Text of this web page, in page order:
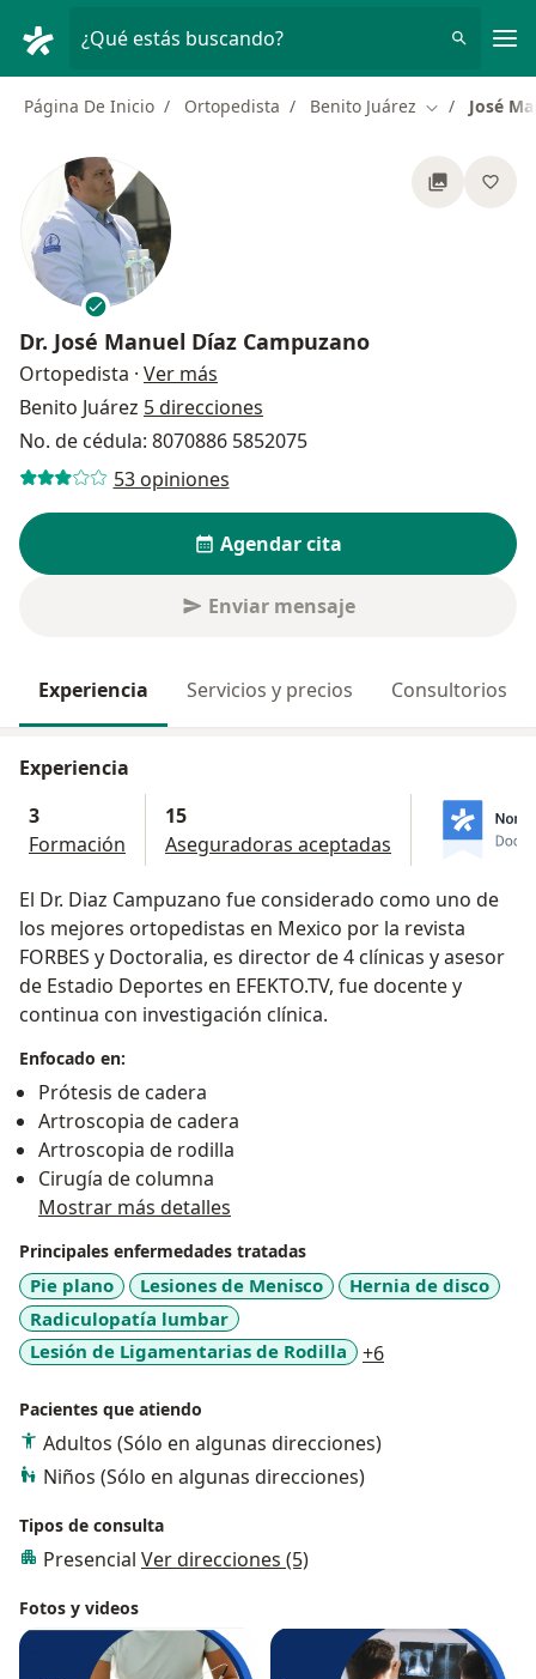
¿Qué estás buscando?
Página De Inicio Ortopedista Benito Juárez Cambiar de
José
Dr. José Manuel Díaz Campuzano
Ortopedista · Ver más
Benito Juárez 5 direcciones
No. de cédula: 8070886 5852075
53 opiniones
Agendar cita
Enviar mensaje
Experiencia Servicios y precios Consultorios
Experiencia
3
Formación
15
Aseguradoras aceptadas
El Dr. Diaz Campuzano fue considerado como uno de
los mejores ortopedistas en Mexico por la revista
FORBES y Doctoralia, es director de 4 clínicas y asesor
de Estadio Deportes en EFEKTO.TV, fue docente y
continua con investigación clínica.
Enfocado en:
Prótesis de cadera
Artroscopia de cadera
Artroscopia de rodilla
Cirugía de columna
Mostrar más detalles
Principales enfermedades tratadas
Pie plano Lesiones de Menisco
Hernia de disco
Radiculopatía lumbar
Lesión de Ligamentarias de Rodilla
+6
Pacientes que atiendo
Adultos (Sólo en algunas direcciones)
Niños (Sólo en algunas direcciones)
Tipos de consulta
Presencial Ver direcciones (5)
Fotos y videos